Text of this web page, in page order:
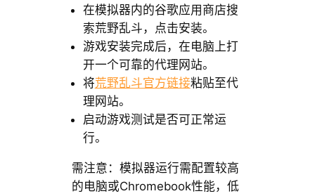
在模拟器内的谷歌应用商店搜
索荒野乱斗，点击安装。
游戏安装完成后，在电脑上打
开一个可靠的代理网站。
将荒野乱斗官方链接粘贴至代
理网站。
启动游戏测试是否可正常运
行。
需注意：模拟器运行需配置较高
的电脑或Chromebook性能，低